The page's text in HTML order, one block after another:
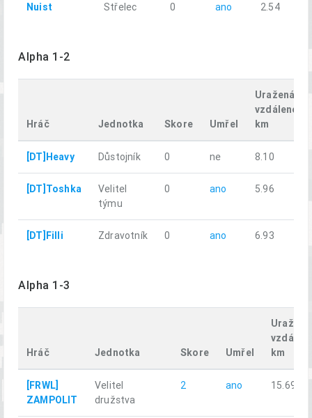
Nuist Střelec 0 ano 2.54
Alpha 1-2
Hráč Jednotka Skore Umřel
Uražená
vzdálenost,
km
[DT]Heavy Důstojník 0 ne 8.10
[DT]Toshka
Velitel
týmu
0 ano 5.96
[DT]Filli Zdravotník 0 ano 6.93
Alpha 1-3
Hráč Jednotka Skore Umřel
Uražená
km
[FRWL]
ZAMPOLIT
Velitel
družstva
2 ano 15.69